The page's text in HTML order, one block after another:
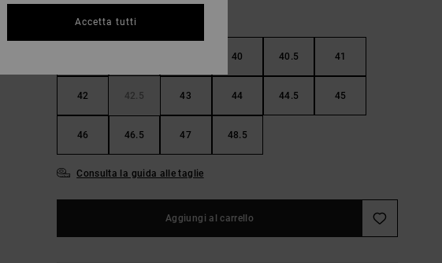
40 40.5 41
42 42.5 43 44 44.5 45
46 46.5 47 48.5
Consulta la guida alle taglie
Aggiungi al carrello
Accetta tutti